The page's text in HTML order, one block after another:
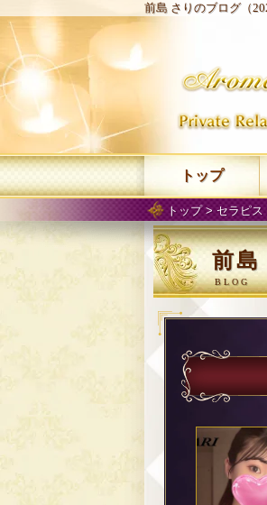
前島 さりのブログ（
トップ> セラピス
前
トップ